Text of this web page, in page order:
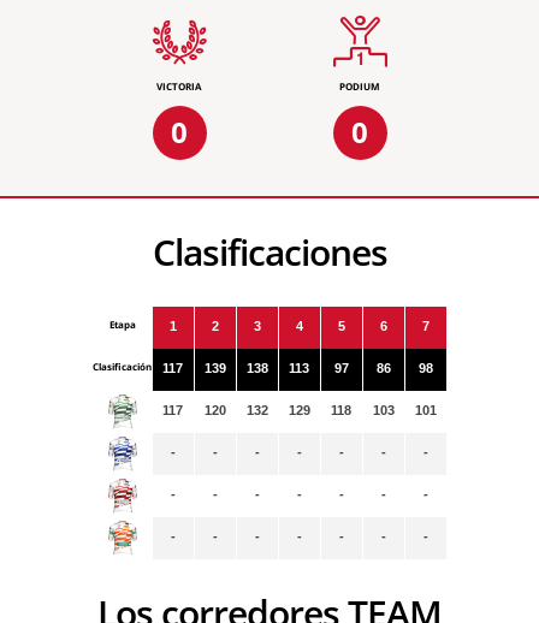
VICTORIA
0
PODIUM
0
Clasificaciones
Etapa
Clasificación
1
117
117
-
-
-
2
139
120
-
-
-
3
138
132
-
-
-
4
113
129
-
-
-
5
97
118
-
-
-
6
86
103
-
-
-
7
98
101
-
-
-
Los corredores TEAM